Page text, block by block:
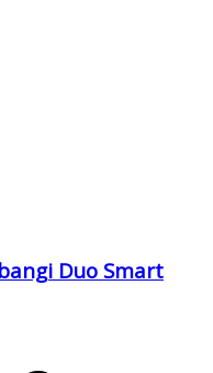
Duo Smart